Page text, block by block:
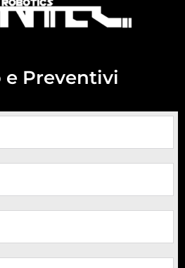
Preventivi